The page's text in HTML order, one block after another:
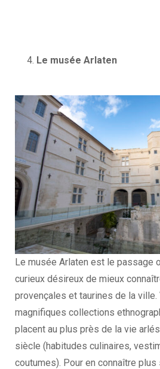
Le musée Arlaten
Le musée Arlaten est le passage
curieux désireux de mieux
provençales et taurines de la
magnifiques collections
placent au plus près de la vie
siècle (habitudes culinaires,
coutumes). Pour en connaître plus